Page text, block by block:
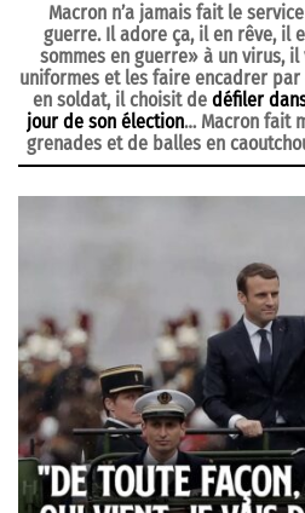
Macron n’a jamais fait le
guerre. Il adore ça, il en rêve, il
sommes en guerre» à un virus,
uniformes et les faire encadrer
en soldat, il choisit de défiler
jour de son élection… Macron fait
grenades et de balles en